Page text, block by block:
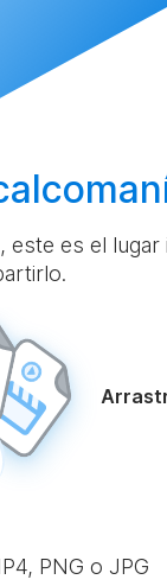
este es el
PNG o JPG